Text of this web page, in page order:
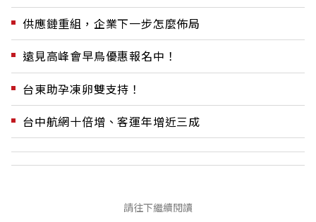
供應鏈重組，企業下一步怎麼佈局
遠見高峰會早鳥優惠報名中！
台東助孕凍卵雙支持！
台中航網十倍增、客運年增近三成
請往下繼續閱讀